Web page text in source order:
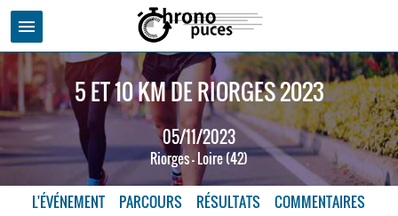
menu
5 ET 10 KM DE RIORGES 2023
05/11/2023
Riorges - Loire (42)
L'ÉVÉNEMENT PARCOURS RÉSULTATS COMMENTAIRES